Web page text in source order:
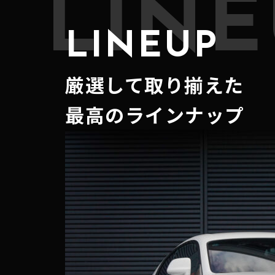
LINEUP
厳選して取り揃えた
最高のラインナップ